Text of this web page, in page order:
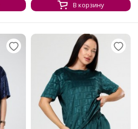
В корзину